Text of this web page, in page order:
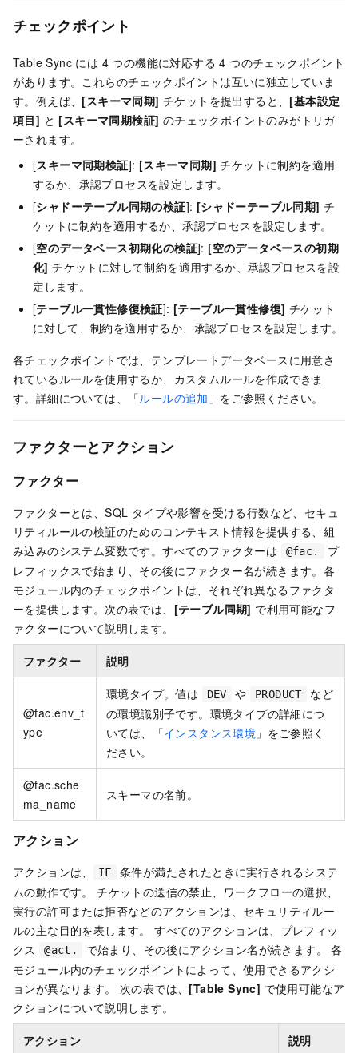
チェックポイント
Table Sync には 4 つの機能に対応する 4 つのチェックポイント
があります。これらのチェックポイントは互いに独立していま
す。例えば、 [スキーマ同期] チケットを提出すると、 [基本設定
項目] と [スキーマ同期検証] のチェックポイントのみがトリガ
ーされます。
[スキーマ同期検証]: [スキーマ同期] チケットに制約を適用
するか、承認プロセスを設定します。
[シャドーテーブル同期の検証]: [シャドーテーブル同期] チ
ケットに制約を適用するか、承認プロセスを設定します。
[空のデータベース初期化の検証]: [空のデータベースの初期
化] チケットに対して制約を適用するか、承認プロセスを設
定します。
[テーブル一貫性修復検証]: [テーブル一貫性修復] チケット
に対して、制約を適用するか、承認プロセスを設定します。
各チェックポイントでは、テンプレートデータベースに用意さ
れているルールを使用するか、カスタムルールを作成できま
す。詳細については、「ルールの追加 」をご参照ください。
ファクターとアクション
ファクター
ファクターとは、SQL タイプや影響を受ける行数など、セキュ
リティルールの検証のためのコンテキスト情報を提供する、組
み込みのシステム変数です。すべてのファクターは
@fac.
プ
レフィックスで始まり、その後にファクター名が続きます。各
モジュール内のチェックポイントは、それぞれ異なるファクタ
ーを提供します。次の表では、 [テーブル同期] で利用可能なフ
ァクターについて説明します。
ファクター 説明
@fac.env_t
ype
環境タイプ。値は DEV や PRODUCT
など
の環境識別子です。環境タイプの詳細につ
いては、「インスタンス環境 」をご参照く
ださい。
@fac.sche
ma_name
スキーマの名前。
アクション
アクションは、 IF
条件が満たされたときに実行されるシステ
ムの動作です。 チケットの送信の禁止、ワークフローの選択、
実行の許可または拒否などのアクションは、セキュリティルー
ルの主な目的を表します。 すべてのアクションは、プレフィッ
クス
@act.
で始まり、その後にアクション名が続きます。 各
モジュール内のチェックポイントによって、使用できるアクシ
ョンが異なります。 次の表では、 [Table Sync] で使用可能なア
クションについて説明します。
アクション 説明